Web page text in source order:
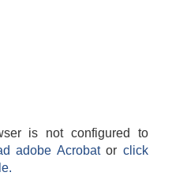
is not configured to
adobe Acrobatorclick